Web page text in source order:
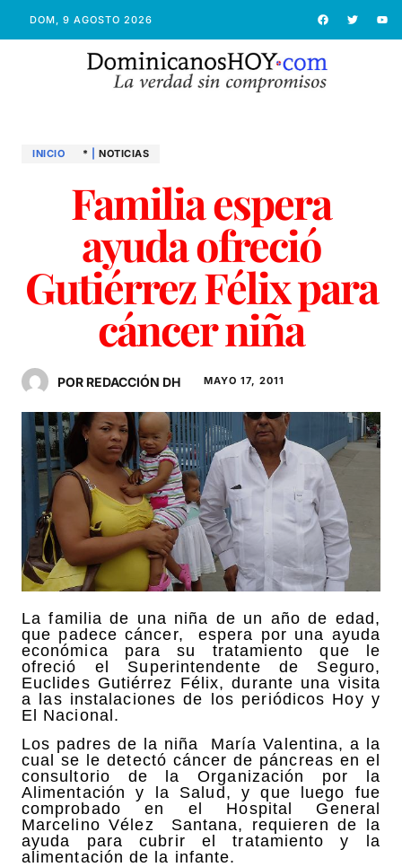
DOM, 9 AGOSTO 2026
INICIO * NOTICIAS
Familia espera
ayuda ofreció
Gutiérrez Félix para
cáncer niña
POR REDACCIÓN DH MAYO 17, 2011
La familia de una niña de un año de edad,
que padece cáncer, espera por una ayuda
económica para su tratamiento que le
ofreció el Superintendente de Seguro,
Euclides Gutiérrez Félix, durante una visita
a las instalaciones de los periódicos Hoy y
El Nacional.
Los padres de la niña María Valentina, a la
cual se le detectó cáncer de páncreas en el
consultorio de la Organización por la
Alimentación y la Salud, y que luego fue
comprobado en el Hospital General
Marcelino Vélez Santana, requieren de la
ayuda para cubrir el tratamiento y la
alimentación de la infante.